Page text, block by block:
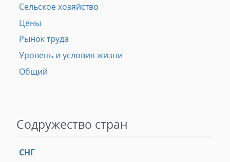
Сельское хозяйство
Цены
Рынок труда
Уровень и условия жизни
Общий
Содружество стран
СНГ